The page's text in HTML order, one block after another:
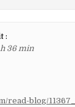
:
h 36 min
read-blog/